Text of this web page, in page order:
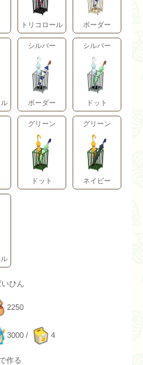
トリコロール ボーダー
ル
シルバー
ボーダー
シルバー
ドット
グリーン
ドット
グリーン
ネイビー
ル
ひん
2250
3000 / 4
作る